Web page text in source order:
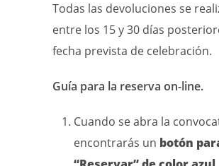
Todas las devoluciones se
entre los 15 y 30 días
fecha prevista de celebración.
Guía para la reserva on-line.
Cuando se abra la
encontrarás un botón